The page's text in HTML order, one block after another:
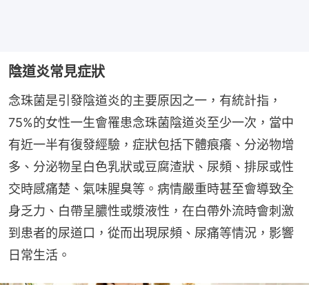
陰道炎常見症狀
念珠菌是引發陰道炎的主要原因之一，有統計指，
75%的女性一生會罹患念珠​菌陰道炎至少一次，當中
有近一半有復發經驗，症狀包括下體痕癢、分泌物增
多、分泌物呈白色乳狀或豆腐渣狀、尿頻、排尿或性
交時感痛楚、氣味腥臭等。病情嚴重時甚至會導致全
身乏力、白帶呈膿性或漿液性，在白帶外流時會刺激
到患者的尿道口，從而出現尿頻、尿痛等情況，影響
日常生活。